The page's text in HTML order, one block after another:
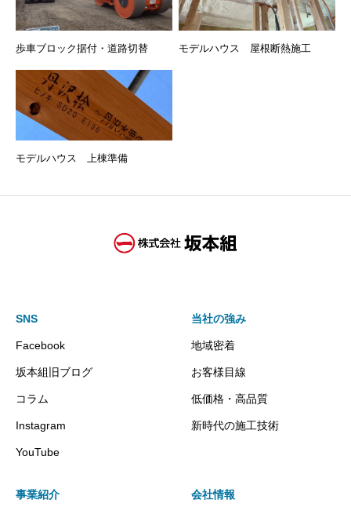
歩車ブロック据付・道路切替 モデルハウス 屋根断熱施工
モデルハウス 上棟準備
SNS
Facebook
坂本組旧ブログ
コラム
Instagram
YouTube
当社の強み
地域密着
お客様目線
低価格・高品質
新時代の施工技術
事業紹介 会社情報